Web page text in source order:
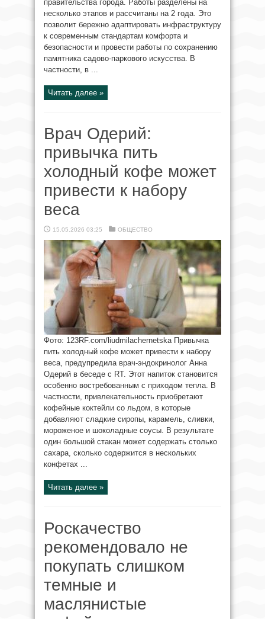
правительства города. Работы разделены на
несколько этапов и рассчитаны на 2 года. Это
позволит бережно адаптировать инфраструктуру
к современным стандартам комфорта и
безопасности и провести работы по сохранению
памятника садово-паркового искусства. В
частности, в ...
Читать далее »
Врач Одерий:
привычка пить
холодный кофе может
привести к набору
веса
15.05.2026 03:25 ОБЩЕСТВО
Фото: 123RF.com/liudmilachernetska Привычка
пить холодный кофе может привести к набору
веса, предупредила врач-эндокринолог Анна
Одерий в беседе с RT. Этот напиток становится
особенно востребованным с приходом тепла. В
частности, привлекательность приобретают
кофейные коктейли со льдом, в которые
добавляют сладкие сиропы, карамель, сливки,
мороженое и шоколадные соусы. В результате
один большой стакан может содержать столько
сахара, сколько содержится в нескольких
конфетах ...
Читать далее »
Роскачество
рекомендовало не
покупать слишком
темные и
маслянистые